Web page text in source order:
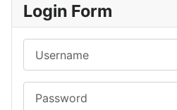
Login Form